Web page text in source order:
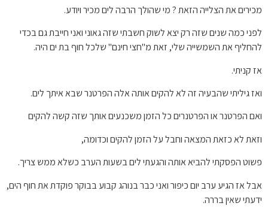
מכירים את הצלייה הזאת ? מי שהולך הרבה לים מכיר ויודע.
לפני כמה שנים שזה רק יצא לשוק חשבתי שזה גאוני ואני חייבת גם בכדי
להחליף את השמשייה שלי, זאת מ"חצי חינם" שלכל חוף בת ים היה.
אז קניתי.
ואז גיליתי שהבעיה זה לא להקים אותה אלה הפרטנר שבא איתך לים.
ואם הפרטנר או הפרטנרים כל הזמן משכנעים אותך שזה קשה להקים
וזאת לא כזאת המצאה וחבל על הזמן להקים וכדומה,
פשוט הפסקתי להביא אותה והגעתי לים בשעות הערב כשלא ממש צריך.
אבל אז הגיע ערב יום כיפור ואני כבר בנוהג קבוע בבוקר פוקדת את חוף הים,
ידעתי שאין בררה.